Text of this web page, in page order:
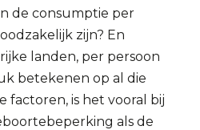
de consumptie per
zijn? En
landen, per persoon
betekenen op al die
factoren, is het vooral bij
als de